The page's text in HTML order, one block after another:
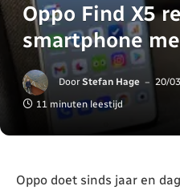
Oppo Find X5
smartphone
Door Stefan Hage 20/
11 minuten leestijd
Oppo doet sinds jaar en